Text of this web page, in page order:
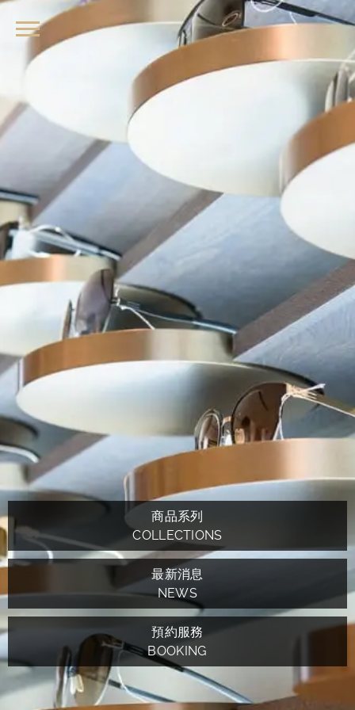
品牌眼鏡、精品墨鏡、名牌太陽眼
商品系列
COLLECTIONS
最新消息
NEWS
預約服務
BOOKING